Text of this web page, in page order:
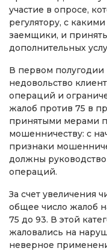
участие в опросе,
регулятору, с
заемщики, и
дополнительных
В первом полугодии
недовольство
операций и
жалоб против 75 в
принятыми мерами
мошенничеству: с
признаки
должны
операций.
За счет увеличения
общее число жалоб
75 до 93. В этой
жаловались на
неверное